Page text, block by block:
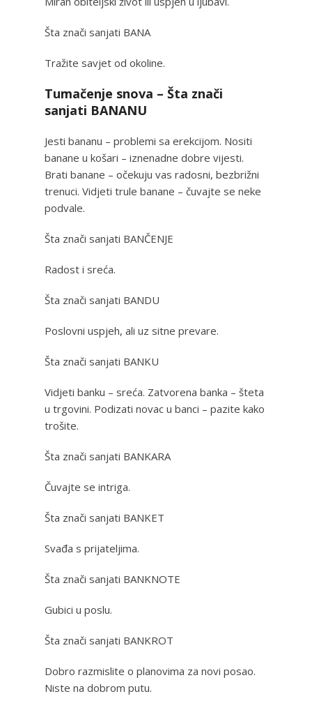
Šta znači sanjati BANA
Tražite savjet od okoline.
Tumačenje snova – Šta znači
sanjati BANANU
Jesti bananu – problemi sa erekcijom. Nositi
banane u košari – iznenadne dobre vijesti.
Brati banane – očekuju vas radosni, bezbrižni
trenuci. Vidjeti trule banane – čuvajte se neke
podvale.
Šta znači sanjati BANČENJE
Radost i sreća.
Šta znači sanjati BANDU
Poslovni uspjeh, ali uz sitne prevare.
Šta znači sanjati BANKU
Vidjeti banku – sreća. Zatvorena banka – šteta
u trgovini. Podizati novac u banci – pazite kako
trošite.
Šta znači sanjati BANKARA
Čuvajte se intriga.
Šta znači sanjati BANKET
Svađa s prijateljima.
Šta znači sanjati BANKNOTE
Gubici u poslu.
Šta znači sanjati BANKROT
Dobro razmislite o planovima za novi posao.
Niste na dobrom putu.